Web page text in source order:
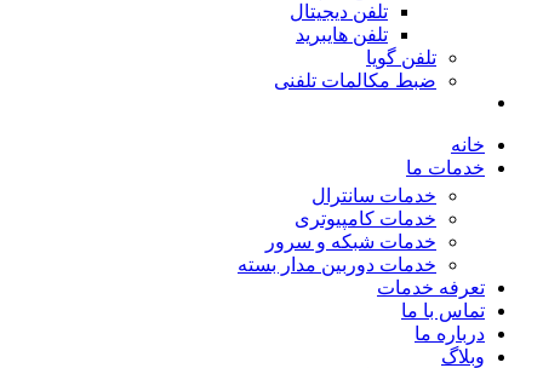
تلفن دیجیتال
تلفن هایبرید
تلفن گویا
ضبط مکالمات تلفنی
خانه
خدمات ما
خدمات سانترال
خدمات کامپیوتری
خدمات شبکه و سرور
خدمات دوربین مدار بسته
تعرفه خدمات
تماس با ما
درباره ما
وبلاگ